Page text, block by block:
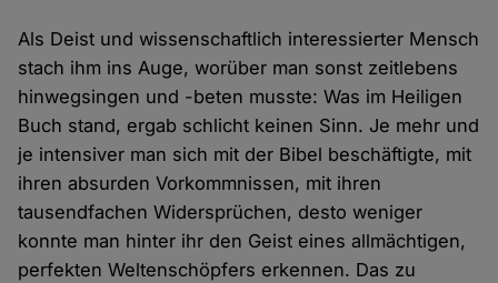
Als Deist und wissenschaftlich interessierter Mensch
stach ihm ins Auge, worüber man sonst zeitlebens
hinwegsingen und -beten musste: Was im Heiligen
Buch stand, ergab schlicht keinen Sinn. Je mehr und
je intensiver man sich mit der Bibel beschäftigte, mit
ihren absurden Vorkommnissen, mit ihren
tausendfachen Widersprüchen, desto weniger
konnte man hinter ihr den Geist eines allmächtigen,
perfekten Weltenschöpfers erkennen. Das zu